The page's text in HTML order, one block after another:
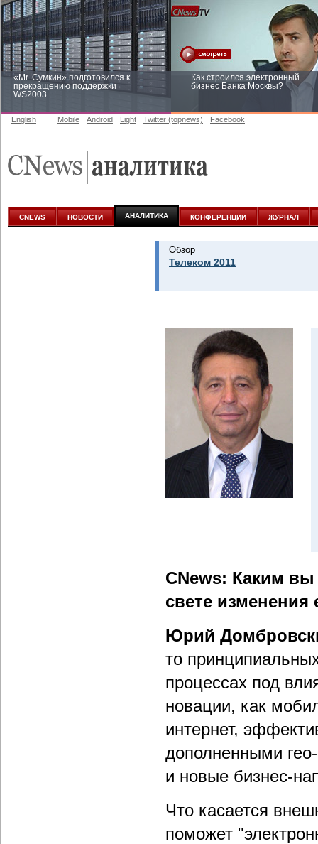
«Mr. Сумкин» подготовился к
прекращению поддержки
WS2003
Как строился электронный
бизнес Банка Москвы?
аналитике
English Mobile Android Light Twitter (topnews) Facebook
CNEWS НОВОСТИ АНАЛИТИКА КОНФЕРЕНЦИИ ЖУРНАЛ
Обзор
Телеком 2011
CNews: Каким вы
свете
Юрий
то
процессах под
новации, как
интернет,
дополненными
и новые бизнес-
Что касается
поможет